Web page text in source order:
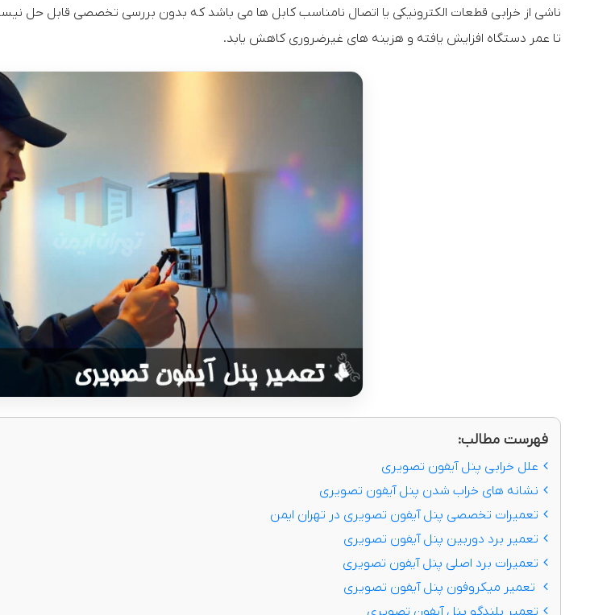
ناشی از خرابی قطعات الکترونیکی یا اتصال نامناسب کابل ها می باشد که بدون بررسی تخصصی قابل حل
تا عمر دستگاه افزایش یافته و هزینه های غیرضروری کاهش یابد.
فهرست مطالب:
علل خرابی پنل آیفون تصویری
نشانه های خراب شدن پنل آیفون تصویری
تعمیرات تخصصی پنل آیفون تصویری در تهران ایمن
تعمیر برد دوربین پنل آیفون تصویری
تعمیرات برد اصلی پنل آیفون تصویری
تعمیر میکروفون پنل آیفون تصویری
تعمیر بلندگو پنل آیفون تصویری